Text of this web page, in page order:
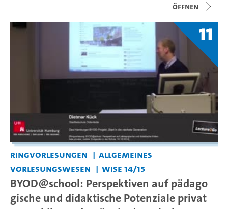
Öffnen
11
Ringvorlesungen
Allgemeines
Vorlesungswesen
WiSe 14/15
BYOD@school: Perspektiven auf pädago
gische und didaktische Potenziale privat